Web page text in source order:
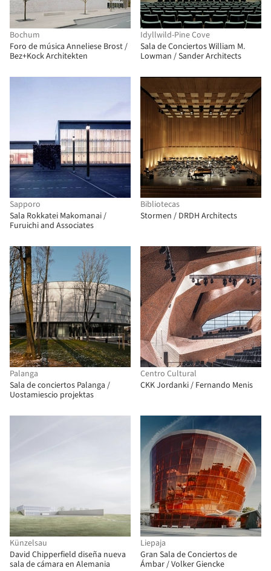
Bochum
Foro de música Anneliese Brost /
Bez+Kock Architekten
Idyllwild-Pine Cove
Sala de Conciertos William M.
Lowman / Sander Architects
Sapporo
Sala Rokkatei Makomanai /
Furuichi and Associates
Bibliotecas
Stormen / DRDH Architects
Palanga
Sala de conciertos Palanga /
Uostamiescio projektas
Centro Cultural
CKK Jordanki / Fernando Menis
Künzelsau
David Chipperfield diseña nueva
sala de cámara en Alemania
Liepaja
Gran Sala de Conciertos de
Ámbar / Volker Giencke